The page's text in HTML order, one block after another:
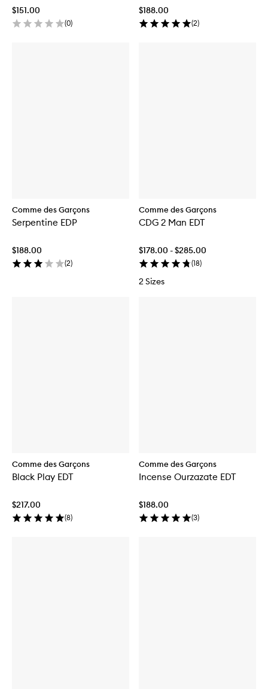
$151.00
(0)
$188.00
(2)
Comme des Garçons
Serpentine EDP
$188.00
(2)
Comme des Garçons
CDG 2 Man EDT
$178.00 - $285.00
(18)
2 Sizes
Comme des Garçons
Black Play EDT
$217.00
(8)
Comme des Garçons
Incense Ourzazate EDT
$188.00
(3)